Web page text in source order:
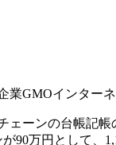
業GMOインター
ェーンの台帳記
90万円として、